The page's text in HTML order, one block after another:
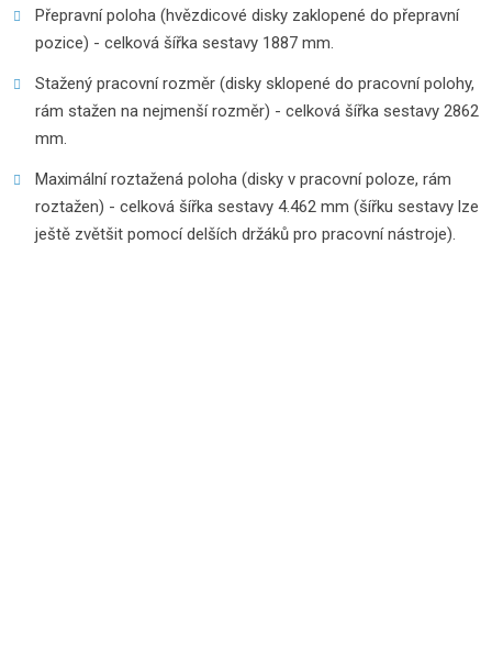
Přepravní poloha (hvězdicové disky zaklopené do přepravní
pozice) - celková šířka sestavy 1887 mm.
Stažený pracovní rozměr (disky sklopené do pracovní polohy,
rám stažen na nejmenší rozměr) - celková šířka sestavy 2862
mm.
Maximální roztažená poloha (disky v pracovní poloze, rám
roztažen) - celková šířka sestavy 4.462 mm (šířku sestavy lze
ještě zvětšit pomocí delších držáků pro pracovní nástroje).